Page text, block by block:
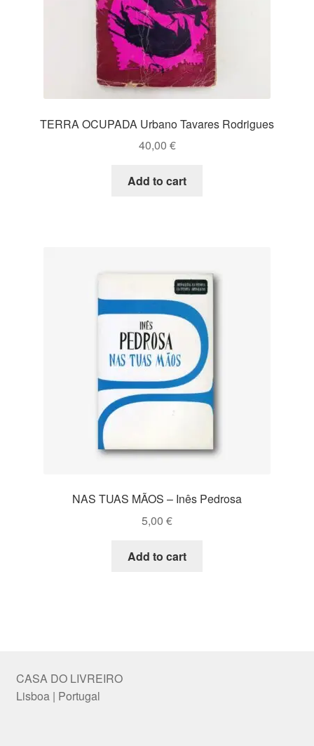
TERRA OCUPADA Urbano Tavares Rodrigues
40,00 €
Add to cart
NAS TUAS MÃOS – Inês Pedrosa
5,00 €
Add to cart
CASA DO LIVREIRO
Lisboa | Portugal